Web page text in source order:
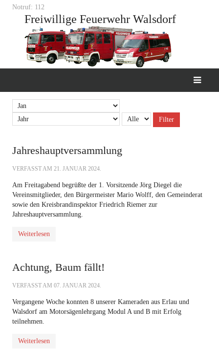
Notruf: 112
Freiwillige Feuerwehr Walsdorf
Filter
Jahreshauptversammlung
VERFASST AM 21. JANUAR 2024.
Am Freitagabend begrüßte der 1. Vorsitzende Jörg Diegel die
Vereinsmitglieder, den Bürgermeister Mario Wolff, den Gemeinderat
sowie den Kreisbrandinspektor Friedrich Riemer zur
Jahreshauptversammlung.
Weiterlesen
Achtung, Baum fällt!
VERFASST AM 07. JANUAR 2024.
Vergangene Woche konnten 8 unserer Kameraden aus Erlau und
Walsdorf am Motorsägenlehrgang Modul A und B mit Erfolg
teilnehmen.
Weiterlesen